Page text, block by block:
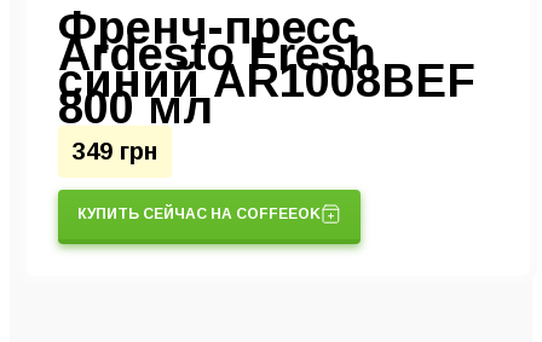
Френч-пресс
Ardesto Fresh
синий AR1008BEF
800 мл
349 грн
КУПИТЬ СЕЙЧАС НА COFFEEOK